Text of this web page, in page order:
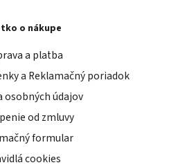
o nákupe
a platba
a Reklamačný poriadok
osobných údajov
od zmluvy
formular
cookies